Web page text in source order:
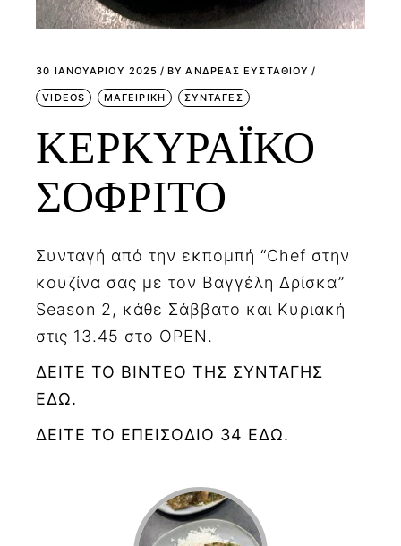
30 ΙΑΝΟΥΑΡΊΟΥ 2025 BY ΑΝΔΡΕΑΣ ΕΥΣΤΑΘΙΟΥ
VIDEOS ΜΑΓΕΙΡΙΚΗ ΣΥΝΤΑΓΕΣ
ΚΕΡΚΥΡΑΪΚΟ
ΣΟΦΡΙΤΟ
Συνταγή από την εκπομπή “Chef στην
κουζίνα σας με τον Βαγγέλη Δρίσκα”
Season 2, κάθε Σάββατο και Κυριακή
στις 13.45 στο OPEN.
ΔΕΙΤΕ ΤΟ ΒΙΝΤΕΟ ΤΗΣ ΣΥΝΤΑΓΗΣ
ΕΔΩ.
ΔΕΙΤΕ ΤΟ ΕΠΕΙΣΟΔΙΟ 34 ΕΔΩ.